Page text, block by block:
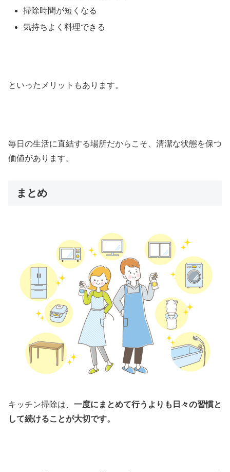
掃除時間が短くなる
気持ちよく料理できる
といったメリットもあります。
毎日の生活に直結する場所だからこそ、清潔な状態を保つ
価値があります。
まとめ
キッチン掃除は、 一度にまとめて行うよりも日々の習慣と
して続けることが大切です。